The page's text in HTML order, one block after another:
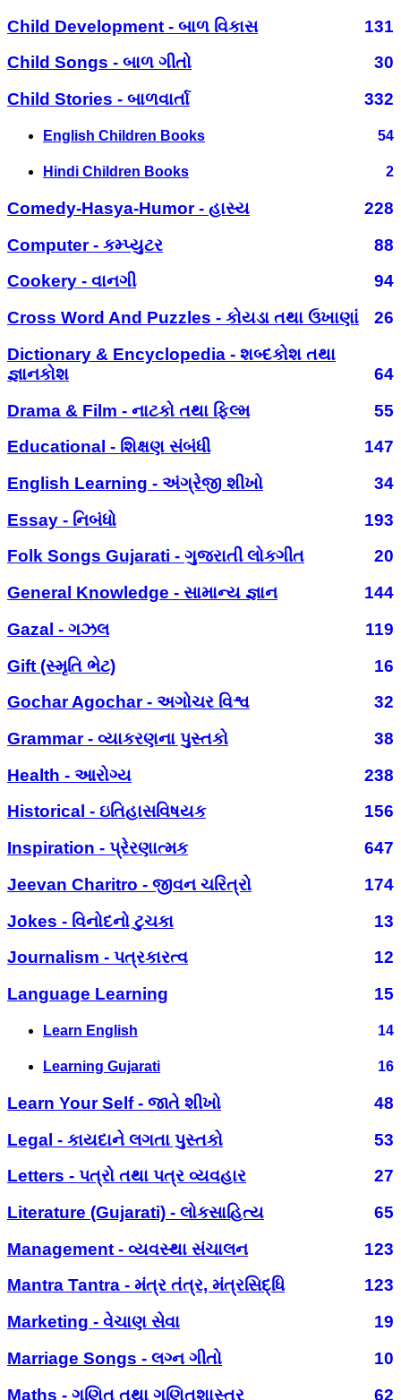
Child Development - બાળ વિકાસ
131
Child Songs - બાળ ગીતો
30
Child Stories - બાળવાર્તા
332
English Children Books 54
Hindi Children Books 2
Comedy-Hasya-Humor - હાસ્ય
228
Computer - કમ્પ્યુટર
88
Cookery - વાનગી
94
Cross Word And Puzzles - કોયડા તથા ઉખાણાં
26
Dictionary & Encyclopedia - શબ્દકોશ તથા
જ્ઞાનકોશ
64
Drama & Film - નાટકો તથા ફિલ્મ
55
Educational - શિક્ષણ સંબંધી
147
English Learning - અંગ્રેજી શીખો
34
Essay - નિબંધો
193
Folk Songs Gujarati - ગુજરાતી લોકગીત
20
General Knowledge - સામાન્ય જ્ઞાન
144
Gazal - ગઝલ
119
Gift (સ્મૃતિ ભેટ)
16
Gochar Agochar - અગોચર વિશ્વ
32
Grammar - વ્યાકરણના પુસ્તકો
38
Health - આરોગ્ય
238
Historical - ઇતિહાસવિષયક
156
Inspiration - પ્રેરણાત્મક
647
Jeevan Charitro - જીવન ચરિત્રો
174
Jokes - વિનોદનો ટુચકા
13
Journalism - પત્રકારત્વ
12
Language Learning
15
Learn English 14
Learning Gujarati 16
Learn Your Self - જાતે શીખો
48
Legal - કાયદાને લગતા પુસ્તકો
53
Letters - પત્રો તથા પત્ર વ્યવહાર
27
Literature (Gujarati) - લોકસાહિત્ય
65
Management - વ્યવસ્થા સંચાલન
123
Mantra Tantra - મંત્ર તંત્ર, મંત્રસિદ્ધિ
123
Marketing - વેચાણ સેવા
19
Marriage Songs - લગ્ન ગીતો
10
Maths - ગણિત તથા ગણિતશાસ્ત્ર
62